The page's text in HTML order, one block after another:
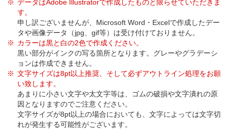
データはAdobe Illustratorで作成したものと限らせていただきま
す。
申し訳ございませんが、Microsoft Word・Excelで作成したデー
タや画像データ（jpg、gif等）は受け付けておりません。
カラーは黒と白の2色で作成ください。
黒い部分がインクの写る箇所となります。グレーやグラデーシ
ョンは作成できません。
文字サイズは8pt以上推奨、そして必ずアウトライン処理をお願
い致します。
あまりに小さい文字や太文字等は、ゴムの破損や文字潰れの原
因となりますのでご注意ください。
文字サイズが8pt以上の場合においても、文字によっては文字切
れが発生する可能性がございます。